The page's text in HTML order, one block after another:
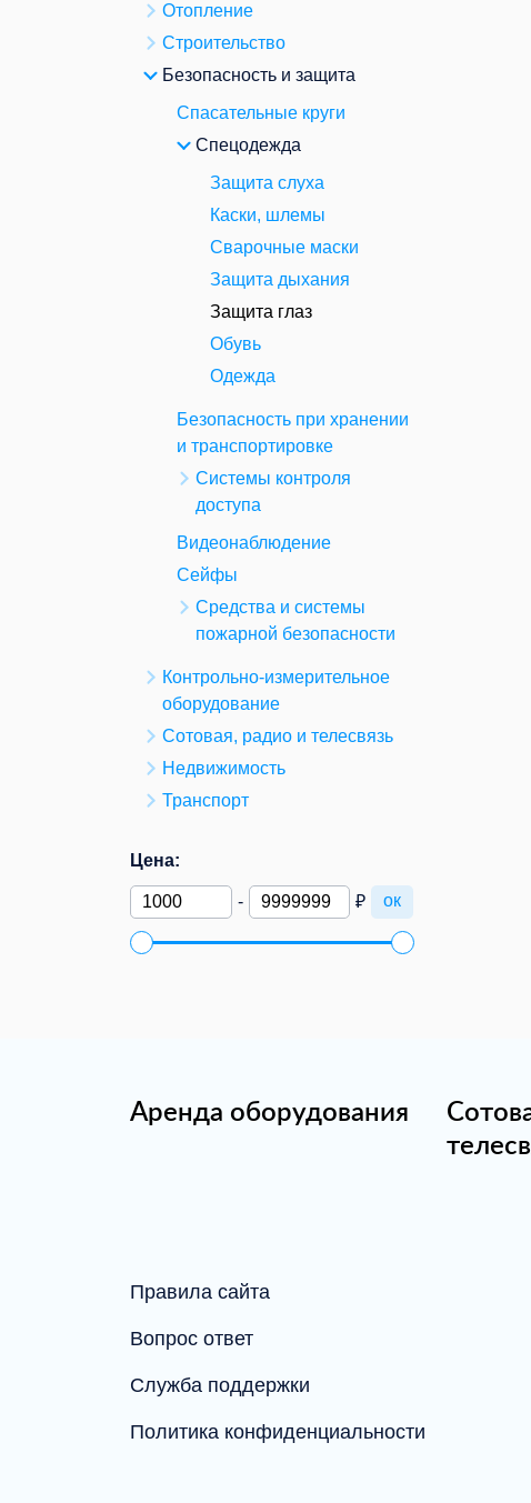
Отопление
Строительство
Безопасность и защита
Спасательные круги
Спецодежда
Защита слуха
Каски, шлемы
Сварочные маски
Защита дыхания
Защита глаз
Обувь
Одежда
Безопасность при хранении
и транспортировке
Системы контроля
доступа
Видеонаблюдение
Сейфы
Средства и системы
пожарной безопасности
Контрольно-измерительное
оборудование
Сотовая, радио и телесвязь
Недвижимость
Транспорт
Цена:
- ₽ ок
Аренда оборудования
Правила сайта
Вопрос ответ
Служба поддержки
Политика конфиденциальности